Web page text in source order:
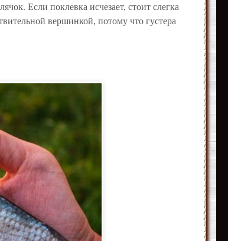
Если поклевка исчезает, стоит слегка
вершинкой, потому что густера